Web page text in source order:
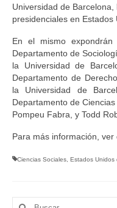
Universidad de
presidenciales en Estados
En el mismo
Departamento de
la Universidad de
Departamento de
la Universidad de
Departamento de
Pompeu Fabra, y Todd
Para más información, ver
Ciencias Sociales Estados Unidos
Buscar